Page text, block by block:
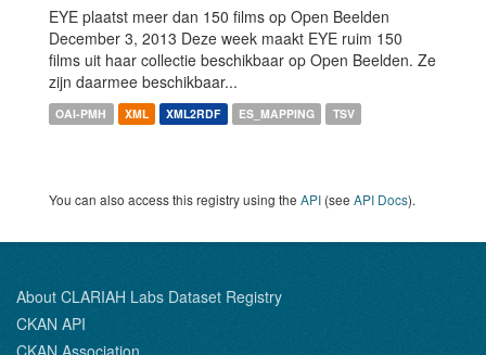
EYE plaatst meer dan 150 films op Open Beelden
December 3, 2013 Deze week maakt EYE ruim 150
films uit haar collectie beschikbaar op Open Beelden. Ze
zijn daarmee beschikbaar...
OAI-PMH XML XML2RDF ES_MAPPING TSV
You can also access this registry using the API (see API Docs).
About CLARIAH Labs Dataset Registry
CKAN API
CKAN Association